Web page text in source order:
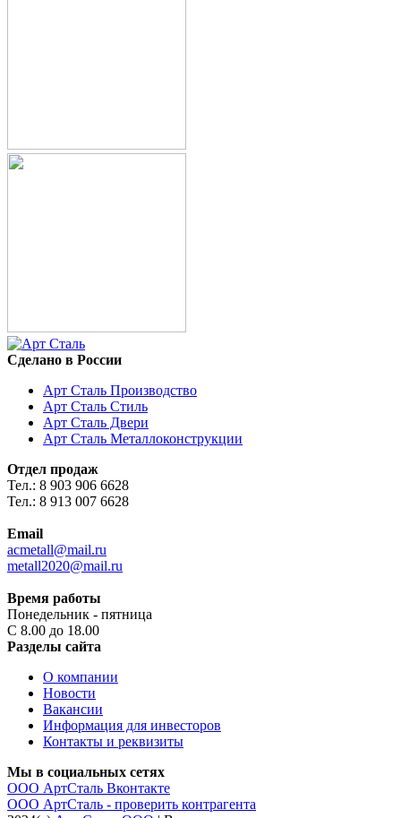
Сделано в России
Арт Сталь Производство
Арт Сталь Стиль
Арт Сталь Двери
Арт Сталь Металлоконструкции
Отдел продаж
Тел.: 8 903 906 6628
Тел.: 8 913 007 6628
Email
acmetall@mail.ru
metall2020@mail.ru
Время работы
Понедельник - пятница
С 8.00 до 18.00
Разделы сайта
О компании
Новости
Вакансии
Информация для инвесторов
Контакты и реквизиты
Мы в социальных сетях
ООО АртСталь Вконтакте
ООО АртСталь - проверить контрагента